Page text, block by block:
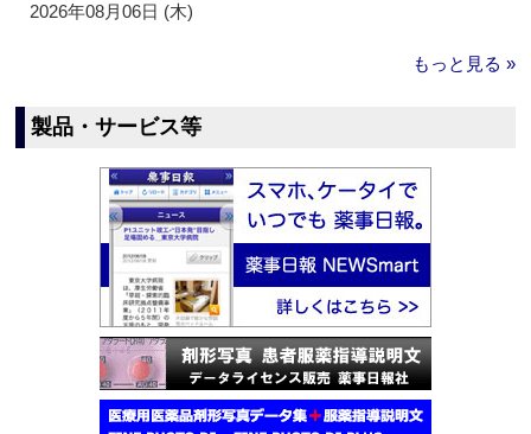
2026年08月06日 (木)
もっと見る »
製品・サービス等